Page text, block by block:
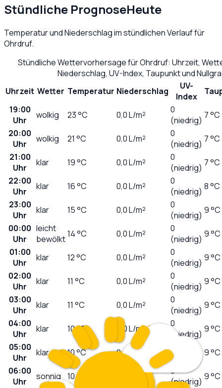
Stündliche PrognoseHeute
Temperatur und Niederschlag im stündlichen Verlauf für
Ohrdruf.
Stündliche Wettervorhersage fürOhrdruf: Uhrzeit,
Niederschlag, UV-Index, Taupunkt und
Uhrzeit Wetter Temperatur Niederschlag
UV-
Index
19:00
Uhr
wolkig 23°C 0,0L/m²
0
(niedrig) 7 °C
20:00
Uhr
wolkig 21 °C 0,0L/m²
0
(niedrig) 7 °C
21:00
Uhr
klar 19°C 0,0L/m²
0
(niedrig) 7 °C
22:00
Uhr
klar 16°C 0,0L/m²
0
(niedrig) 8 °C
23:00
Uhr
klar 15°C 0,0L/m²
0
(niedrig) 9 °C
00:00
Uhr
leicht
bewölkt14°C 0,0L/m²
0
(niedrig) 9 °C
01:00
Uhr
klar 12°C 0,0L/m²
0
(niedrig) 9 °C
02:00
Uhr
klar 11 °C 0,0L/m²
0
(niedrig) 9 °C
03:00
Uhr
klar 11 °C 0,0L/m²
0
(niedrig) 9 °C
04:00
Uhr
klar 10°C 0,0L/m²
0
(niedrig) 9 °C
05:00
Uhr
klar 10°C 0,0 L/m²
(niedrig)9 °C
06:00
Uhr
sonnig 10°C L/m²
0
(niedrig) 9 °C